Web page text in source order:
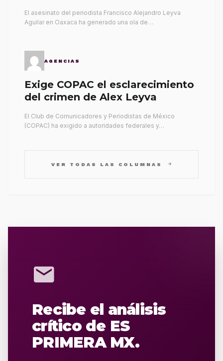
El asesinato del periodista Francisco Alejandro Leyva
Aguilar en Oaxaca ha generado una ola de…
AGENCIAS
Exige COPAC el esclarecimiento
del crimen de Alex Leyva
El Club de Comunicadores y Periodistas de México
(COPAC) ha exigido a autoridades federales y…
VER TODAS LAS COLUMNAS arrow_forward
mail
Recibe el análisis
crítico de ES
PRIMERA MX.